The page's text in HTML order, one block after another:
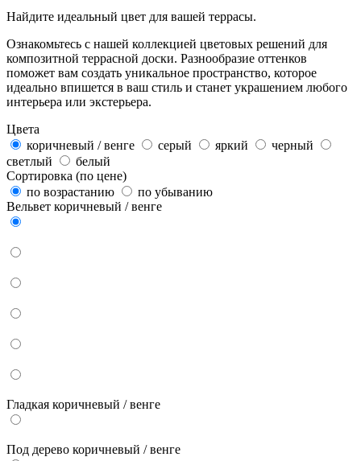
Найдите идеальный цвет для вашей террасы.
Ознакомьтесь с нашей коллекцией цветовых решений для
композитной террасной доски. Разнообразие оттенков
поможет вам создать уникальное пространство, которое
идеально впишется в ваш стиль и станет украшением любого
интерьера или экстерьера.
Цвета
коричневый / венге
серый яркий
черный
светлый
белый
Сортировка (по цене)
по возрастанию
по убыванию
Вельвет коричневый / венге
Гладкая коричневый / венге
Под дерево коричневый / венге